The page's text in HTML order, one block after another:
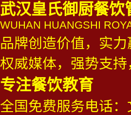
武汉皇氏御厨餐饮
WUHAN HUANGSHI
品牌创造价值，实力
权威媒体，强势支
专注餐饮教育
全国免费服务电话